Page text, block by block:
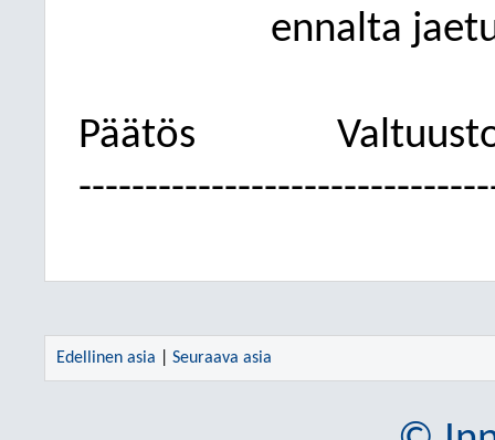
ennalta
Päätös
Edellinen asia Seuraava asia